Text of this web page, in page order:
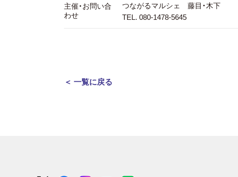
主催・お問い合
わせ
つながるマルシェ 藤目・木下
TEL. 080-1478-5645
＜ 一覧に戻る